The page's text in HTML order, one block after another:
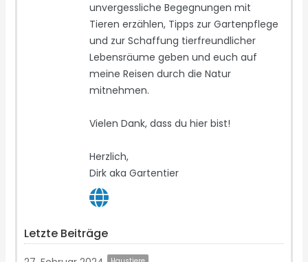
unvergessliche Begegnungen mit
Tieren erzählen, Tipps zur Gartenpflege
und zur Schaffung tierfreundlicher
Lebensräume geben und euch auf
meine Reisen durch die Natur
mitnehmen.
Vielen Dank, dass du hier bist!
Herzlich,
Dirk aka Gartentier
Letzte Beiträge